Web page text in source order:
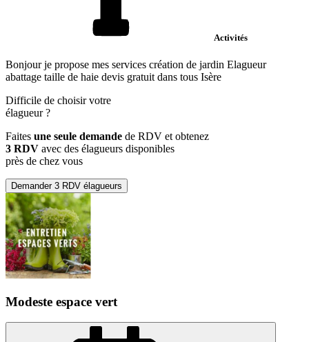
Activités
Bonjour je propose mes services création de jardin Elagueur
abattage taille de haie devis gratuit dans tous Isère
Difficile de choisir votre
élagueur?
Faites une seule demande de RDV et obtenez
3 RDV avec des élagueurs disponibles
près de chez vous
Demander 3 RDV élagueurs
Modeste espace vert